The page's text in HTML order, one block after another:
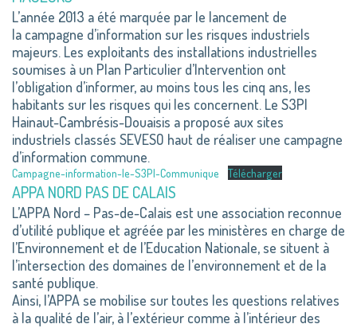
L’année 2013 a été marquée par le lancement de
la campagne d’information sur les risques industriels
majeurs. Les exploitants des installations industrielles
soumises à un Plan Particulier d’Intervention ont
l’obligation d’informer, au moins tous les cinq ans, les
habitants sur les risques qui les concernent. Le S3PI
Hainaut-Cambrésis-Douaisis a proposé aux sites
industriels classés SEVESO haut de réaliser une campagne
d’information commune.
Campagne-information-le-S3PI-Communique Télécharger
APPA NORD PAS DE CALAIS
L’APPA Nord – Pas-de-Calais est une association reconnue
d’utilité publique et agréée par les ministères en charge de
l’Environnement et de l’Education Nationale, se situent à
l’intersection des domaines de l’environnement et de la
santé publique.
Ainsi, l’APPA se mobilise sur toutes les questions relatives
à la qualité de l’air, à l’extérieur comme à l’intérieur des